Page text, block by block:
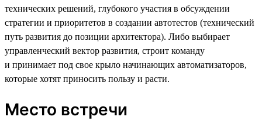
технических решений, глубокого участия в обсуждении
стратегии и приоритетов в создании автотестов (технический
путь развития до позиции архитектора). Либо выбирает
управленческий вектор развития, строит команду
и принимает под свое крыло начинающих автоматизаторов,
которые хотят приносить пользу и расти.
Место встречи